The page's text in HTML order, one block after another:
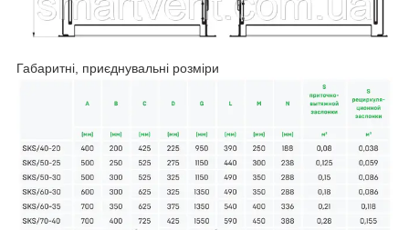
Габаритні, приєднувальні розміри